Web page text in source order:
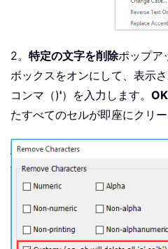
2。 特定の文字を削除ポップア
ボックスをオンにして、表示
コンマ（)'）を入力します。 OK
たすべてのセルが即座にクリー